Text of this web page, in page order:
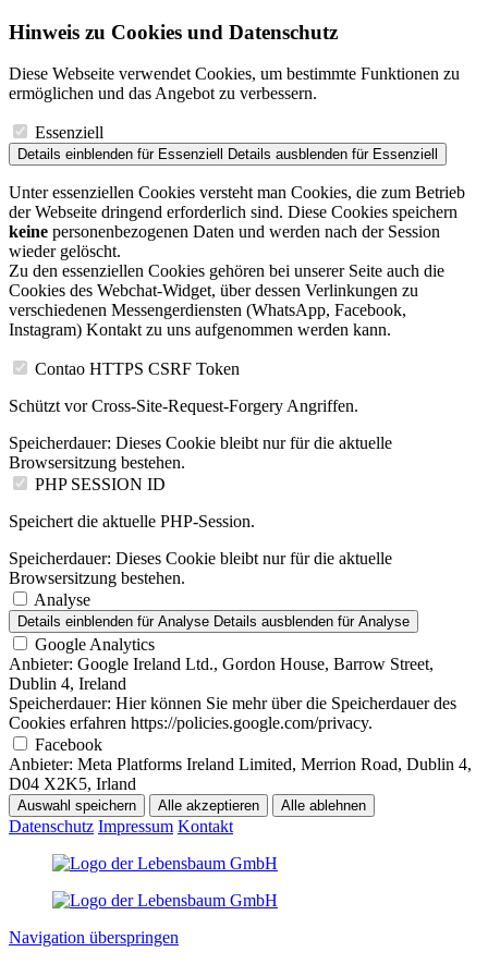
Hinweis zu Cookies und Datenschutz
Diese Webseite verwendet Cookies, um bestimmte Funktionen zu
ermöglichen und das Angebot zu verbessern.
Essenziell
Details einblenden für Essenziell Details ausblenden für Essenziell
Unter essenziellen Cookies versteht man Cookies, die zum Betrieb
der Webseite dringend erforderlich sind. Diese Cookies speichern
keine personenbezogenen Daten und werden nach der Session
wieder gelöscht.
Zu den essenziellen Cookies gehören bei unserer Seite auch die
Cookies des Webchat-Widget, über dessen Verlinkungen zu
verschiedenen Messengerdiensten (WhatsApp, Facebook,
Instagram) Kontakt zu uns aufgenommen werden kann.
Contao HTTPS CSRF Token
Schützt vor Cross-Site-Request-Forgery Angriffen.
Speicherdauer: Dieses Cookie bleibt nur für die aktuelle
Browsersitzung bestehen.
PHP SESSION ID
Speichert die aktuelle PHP-Session.
Speicherdauer: Dieses Cookie bleibt nur für die aktuelle
Browsersitzung bestehen.
Analyse
Details einblenden für Analyse Details ausblenden für Analyse
Google Analytics
Anbieter: Google Ireland Ltd., Gordon House, Barrow Street,
Dublin 4, Ireland
Speicherdauer: Hier können Sie mehr über die Speicherdauer des
Cookies erfahren https://policies.google.com/privacy.
Facebook
Anbieter: Meta Platforms Ireland Limited, Merrion Road, Dublin 4,
D04 X2K5, Irland
Auswahl speichern Alle akzeptieren Alle ablehnen
Datenschutz Impressum Kontakt
Navigation überspringen